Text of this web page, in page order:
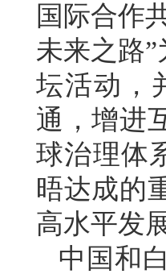
国际合作
未来之路
坛活动，
通，增进
球治理体
晤达成的
高水平发展
中国和